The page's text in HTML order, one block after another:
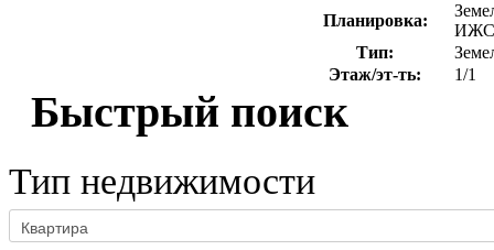
Планировка:
ИЖС
Тип:
Этаж/эт-ть:
1/1
Быстрый поиск
Тип недвижимости